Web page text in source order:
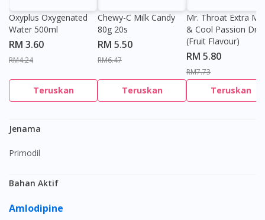
Oxyplus Oxygenated
Water 500ml
RM 3.60
RM4.24
Teruskan
Chewy-C Milk Candy
80g 20s
RM 5.50
RM6.47
Teruskan
Mr. Throat Extra
& Cool Passion
(Fruit Flavour)
RM 5.80
RM7.73
Teruskan
Jenama
Primodil
Bahan Aktif
Amlodipine